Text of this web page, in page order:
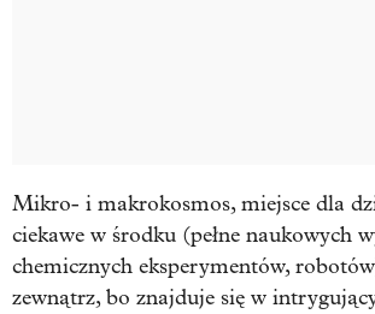
Mikro- i makrokosmos, miejsce dla
ciekawe w środku (pełne naukowych
chemicznych eksperymentów,
zewnątrz, bo znajduje się w